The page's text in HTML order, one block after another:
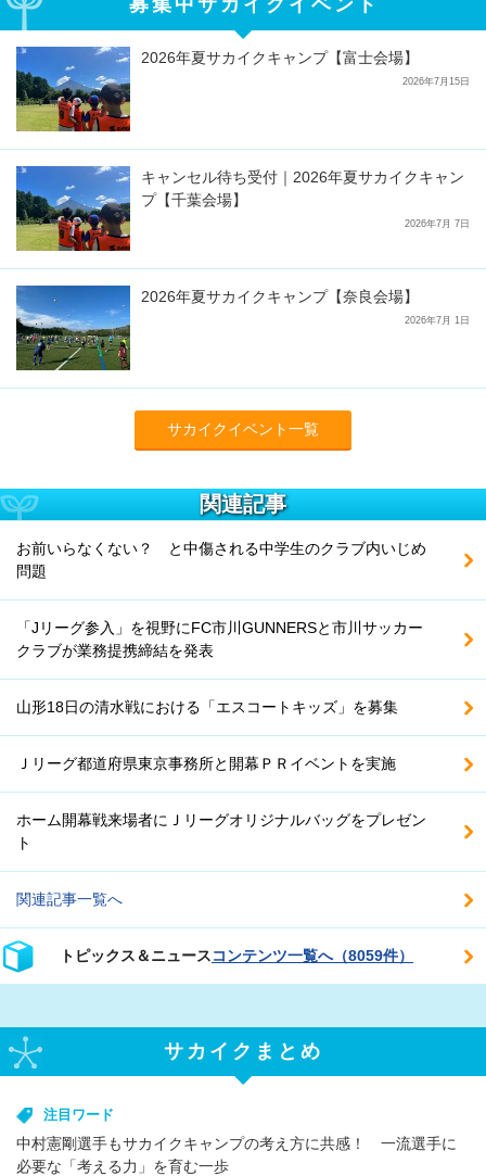
2026年夏サカイクキャンプ【富士会場】
2026年7月15日
キャンセル待ち受付｜2026年夏サカイクキャン
プ【千葉会場】
2026年7月 7日
2026年夏サカイクキャンプ【奈良会場】
2026年7月 1日
サカイクイベント一覧
関連記事
お前いらなくない？ と中傷される中学生のクラブ内いじめ
問題
「Jリーグ参入」を視野にFC市川GUNNERSと市川サッカー
クラブが業務提携締結を発表
山形18日の清水戦における「エスコートキッズ」を募集
Ｊリーグ都道府県東京事務所と開幕ＰＲイベントを実施
ホーム開幕戦来場者にＪリーグオリジナルバッグをプレゼン
ト
関連記事一覧へ
トピックス＆ニュースコンテンツ一覧へ（8059件）
サカイクまとめ
注目ワード
中村憲剛選手もサカイクキャンプの考え方に共感！ 一流選手に
必要な「考える力」を育む一歩